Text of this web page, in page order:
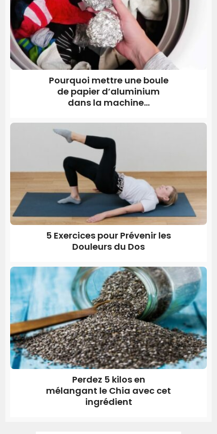
Pourquoi mettre une boule
de papier d’aluminium
dans la machine...
5 Exercices pour Prévenir les
Douleurs du Dos
Perdez 5 kilos en
mélangant le Chia avec cet
ingrédient